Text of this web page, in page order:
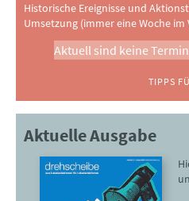
Historische Ereignisse und
Umsetzung (immer eine Woche im
Aktuell sind keine
TIPPS
Aktuelle Ausgabe